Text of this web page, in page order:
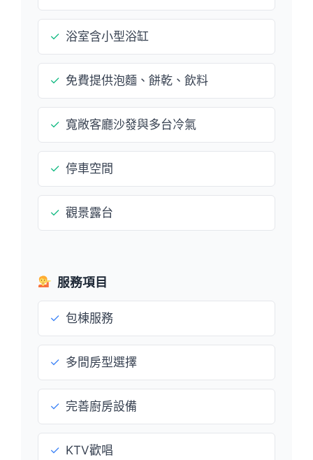
✓ 浴室含小型浴缸
✓ 免費提供泡麵、餅乾、飲料
✓ 寬敞客廳沙發與多台冷氣
✓ 停車空間
✓ 觀景露台
服務項目
✓ 包棟服務
✓ 多間房型選擇
✓ 完善廚房設備
✓ KTV歡唱